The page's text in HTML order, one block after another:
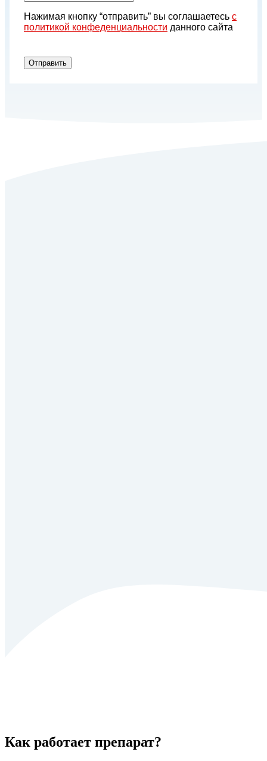
Нажимая кнопку “отправить” вы соглашаетесь с
политикой конфеденциальности данного сайта
Отправить
Как работает препарат?